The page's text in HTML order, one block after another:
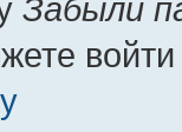
Забыли